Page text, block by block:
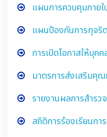
แผนการควบคุมภายใ
แผนป้องกันการทุจริต
การเปิดโอกาสให้บุค
มาตรการส่งเสริมคุณ
รายงานผลการสำรว
สถิติการร้องเรียนกา